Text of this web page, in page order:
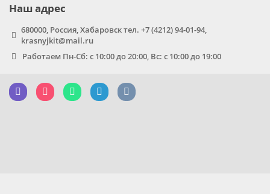
Наш адрес
680000, Россия, Хабаровск тел. +7 (4212) 94-01-94,
krasnyjkit@mail.ru
Работаем Пн-Сб: с 10:00 до 20:00, Вс: с 10:00 до 19:00